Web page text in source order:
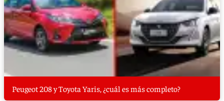
Peugeot 208 y Toyota Yaris, ¿cuál es más completo?